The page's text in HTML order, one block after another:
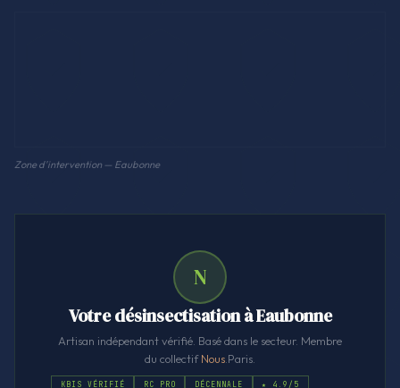
Zone d'intervention — Eaubonne
N
Votre désinsectisation à Eaubonne
Artisan indépendant vérifié. Basé dans le secteur. Membre
du collectifNous .Paris.
KBIS VÉRIFIÉ RC PRO DÉCENNALE ★ 4.9/5